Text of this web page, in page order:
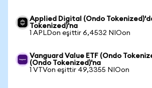
Applied Digital (Ondo
Tokenized)'na
1 APLDon eşittir 6,4532 NIOon
Vanguard Value ETF (Ondo
(Ondo Tokenized)'na
1 VTVon eşittir 49,3355 NIOon